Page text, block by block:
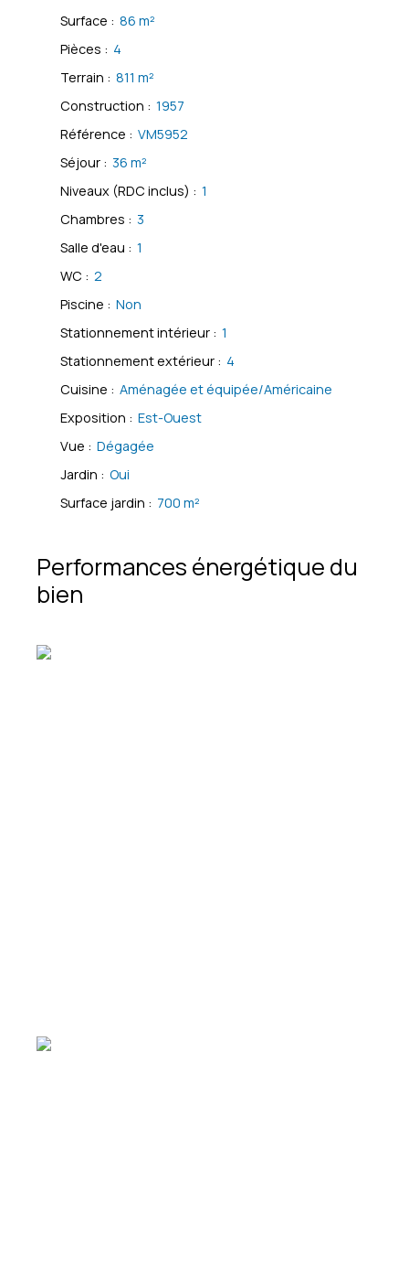
Surface : 86 m²
Pièces : 4
Terrain : 811 m²
Construction : 1957
Référence : VM5952
Séjour : 36 m²
Niveaux (RDC inclus) : 1
Chambres : 3
Salle d'eau : 1
WC : 2
Piscine : Non
Stationnement intérieur : 1
Stationnement extérieur : 4
Cuisine : Aménagée et équipée/Américaine
Exposition : Est-Ouest
Vue : Dégagée
Jardin : Oui
Surface jardin : 700 m²
Performances énergétique du
bien